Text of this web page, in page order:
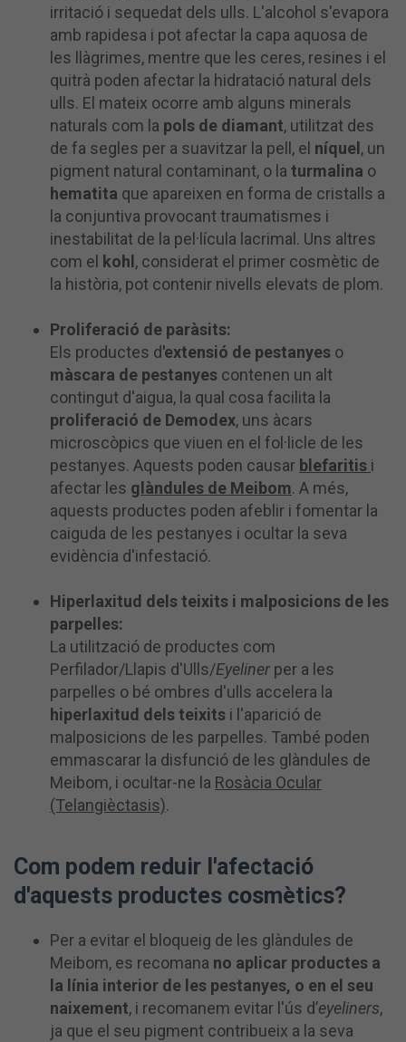
irritació i sequedat dels ulls. L'alcohol s'evapora
amb rapidesa i pot afectar la capa aquosa de
les llàgrimes, mentre que les ceres, resines i el
quitrà poden afectar la hidratació natural dels
ulls. El mateix ocorre amb alguns minerals
naturals com la pols de diamant, utilitzat des
de fa segles per a suavitzar la pell, el níquel, un
pigment natural contaminant, o la turmalina o
hematita que apareixen en forma de cristalls a
la conjuntiva provocant traumatismes i
inestabilitat de la pel·lícula lacrimal. Uns altres
com el kohl, considerat el primer cosmètic de
la història, pot contenir nivells elevats de plom.
Proliferació de paràsits:
Els productes d'extensió de pestanyes o
màscara de pestanyes contenen un alt
contingut d'aigua, la qual cosa facilita la
proliferació de Demodex, uns àcars
microscòpics que viuen en el fol·licle de les
pestanyes. Aquests poden causar blefaritis i
afectar les glàndules de Meibom. A més,
aquests productes poden afeblir i fomentar la
caiguda de les pestanyes i ocultar la seva
evidència d'infestació.
Hiperlaxitud dels teixits i malposicions de les
parpelles:
La utilització de productes com
Perfilador/Llapis d'Ulls/Eyeliner per a les
parpelles o bé ombres d'ulls accelera la
hiperlaxitud dels teixits i l'aparició de
malposicions de les parpelles. També poden
emmascarar la disfunció de les glàndules de
Meibom, i ocultar-ne la Rosàcia Ocular
(Telangièctasis).
Com podem reduir l'afectació
d'aquests productes cosmètics?
Per a evitar el bloqueig de les glàndules de
Meibom, es recomana no aplicar productes a
la línia interior de les pestanyes, o en el seu
naixement, i recomanem evitar l'ús d’eyeliners,
ja que el seu pigment contribueix a la seva